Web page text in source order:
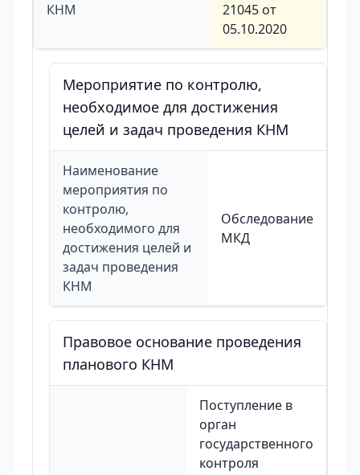
КНМ
21045 от
05.10.2020
Мероприятие по контролю,
необходимое для достижения
целей и задач проведения КНМ
Наименование
мероприятия по
контролю,
необходимого для
достижения целей и
задач проведения
КНМ
Обследование
МКД
Правовое основание проведения
планового КНМ
Поступление в
орган
государственного
контроля